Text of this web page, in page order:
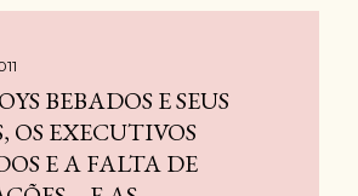
BEBADOS E SEUS
OS EXECUTIVOS
E A FALTA DE